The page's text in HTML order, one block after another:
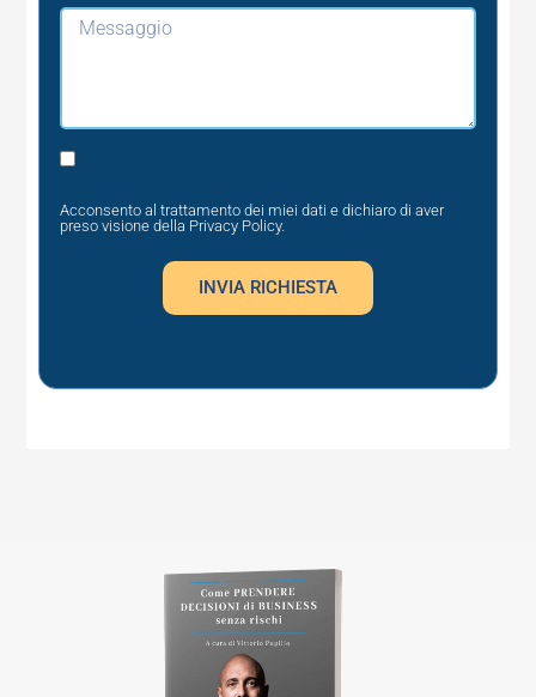
Messaggio
Privacy
Acconsento al trattamento dei miei dati e dichiaro di aver
preso visione della Privacy Policy.
INVIA RICHIESTA